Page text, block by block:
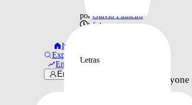
Início
Explorar
Em alta
Entrar
por Otavio Pinheiro
há 4 anos
Letras
Letra e Tradução: